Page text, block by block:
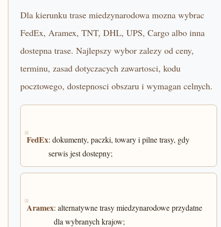
Dla kierunku trase miedzynarodowa mozna wybrac
FedEx, Aramex, TNT, DHL, UPS, Cargo albo inna
dostepna trase. Najlepszy wybor zalezy od ceny,
terminu, zasad dotyczacych zawartosci, kodu
pocztowego, dostepnosci obszaru i wymagan celnych.
FedEx: dokumenty, paczki, towary i pilne trasy, gdy
serwis jest dostepny;
Aramex: alternatywne trasy miedzynarodowe przydatne
dla wybranych krajow;